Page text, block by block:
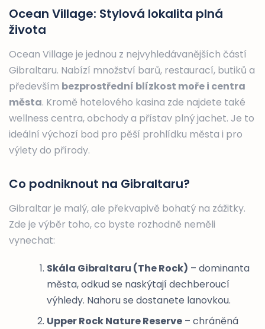
Ocean Village: Stylová lokalita plná
života
Ocean Village je jednou z nejvyhledávanějších částí
Gibraltaru. Nabízí množství barů, restaurací, butiků a
především bezprostřední blízkost moře i centra
města. Kromě hotelového kasina zde najdete také
wellness centra, obchody a přístav plný jachet. Je to
ideální výchozí bod pro pěší prohlídku města i pro
výlety do přírody.
Co podniknout na Gibraltaru?
Gibraltar je malý, ale překvapivě bohatý na zážitky.
Zde je výběr toho, co byste rozhodně neměli
vynechat:
Skála Gibraltaru (The Rock) – dominanta
města, odkud se naskýtají dechberoucí
výhledy. Nahoru se dostanete lanovkou.
Upper Rock Nature Reserve – chráněná